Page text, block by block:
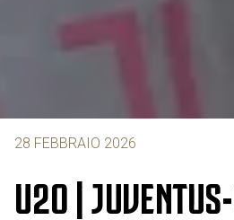
28 FEBBRAIO 2026
U20 |